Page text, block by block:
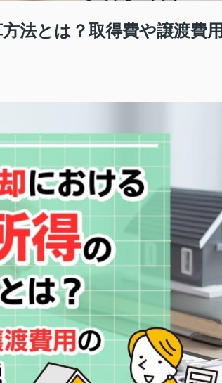
法とは？取得費や譲渡費